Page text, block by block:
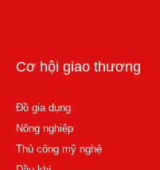
Cơ hội giao thương
Đồ gia dụng
Nông nghiệp
Thủ công mỹ nghệ